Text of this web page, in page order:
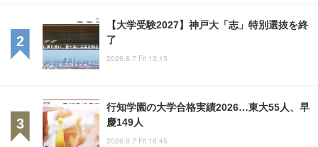
【大学受験2027】神戸大「志」特別選抜を終
了
2026.8.7 Fri 13:15
行知学園の大学合格実績2026…東大55人、早
慶149人
2026.8.7 Fri 18:45